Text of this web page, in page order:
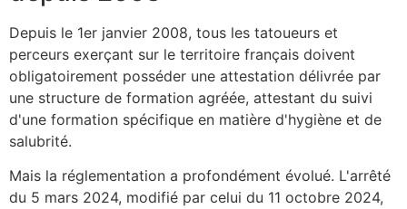
Depuis le 1er janvier 2008, tous les tatoueurs et
perceurs exerçant sur le territoire français doivent
obligatoirement posséder une attestation délivrée par
une structure de formation agréée, attestant du suivi
d'une formation spécifique en matière d'hygiène et de
salubrité.
Mais la réglementation a profondément évolué. L'arrêté
du 5 mars 2024, modifié par celui du 11 octobre 2024,